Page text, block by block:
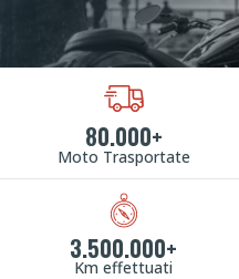
80.000+
Moto Trasportate
3.500.000+
Km effettuati